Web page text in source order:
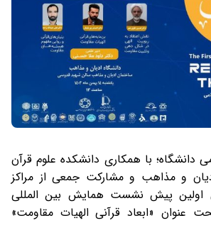
دانشگاه؛ با همکاری دانشکده علوم قرآن
و مذاهب و مشارکت جمعی از مراکز
اولین پیش نشست همایش بین المللی
عنوان «ابعاد قرآنی الهیات مقاومت»